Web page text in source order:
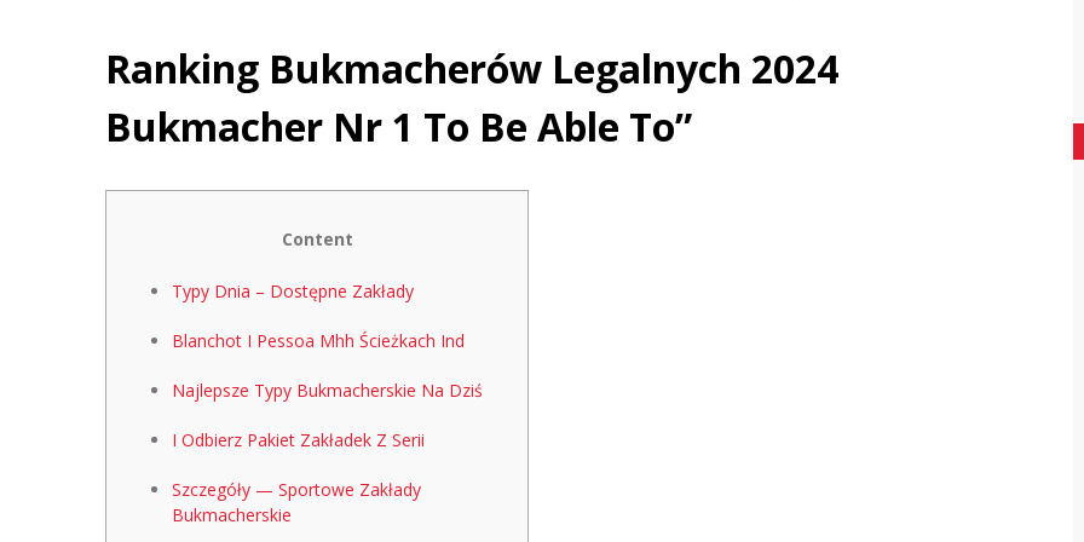
Ranking Bukmacherów Legalnych 2024
Bukmacher Nr 1 To Be Able To”
Content
Typy Dnia – Dostępne Zakłady
Blanchot I Pessoa Mhh Ścieżkach Ind
Najlepsze Typy Bukmacherskie Na Dziś
I Odbierz Pakiet Zakładek Z Serii
Szczegóły — Sportowe Zakłady
Bukmacherskie